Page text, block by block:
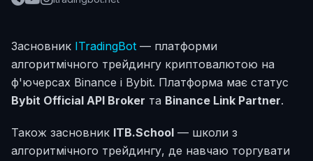
Засновник ITradingBot — платформи
алгоритмічного трейдингу криптовалютою на
ф'ючерсах Binance і Bybit. Платформа має статус
Bybit Official API Broker та Binance Link Partner.
Також засновник ITB.School — школи з
алгоритмічного трейдингу, де навчаю торгувати